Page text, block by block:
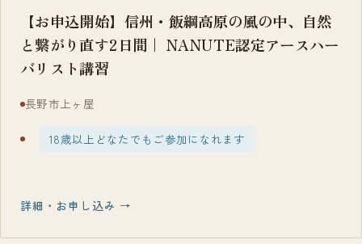
【お申込開始】信州・飯綱高原の風の中、自然
と繋がり直す2日間｜ NANUTE認定アースハー
バリスト講習
長野市上ヶ屋
18歳以上どなたでもご参加になれます
詳細・お申し込み →